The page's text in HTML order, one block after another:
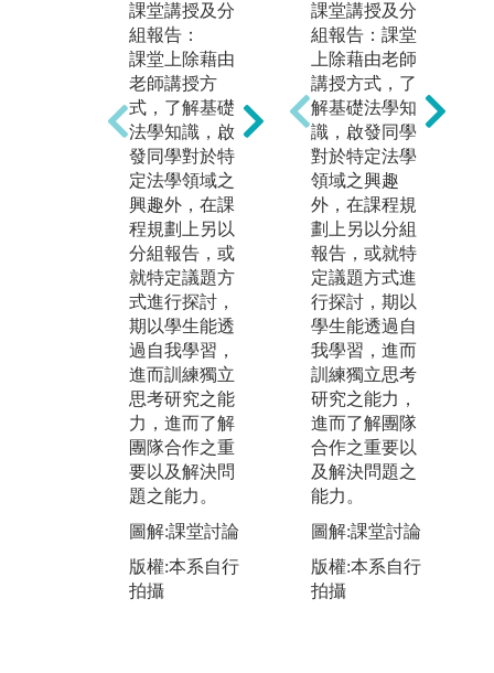
課堂講授及分
組報告：
課堂上除藉由
老師講授方
式，了解基礎
法學知識，啟
發同學對於特
定法學領域之
興趣外，在課
程規劃上另以
分組報告，或
就特定議題方
式進行探討，
期以學生能透
過自我學習，
進而訓練獨立
思考研究之能
力，進而了解
團隊合作之重
要以及解決問
題之能力。
圖解:課堂討論
版權:本系自行
拍攝
教學：
學生需於合作
單位完成24小
時實習，透過
接觸案件當事
人及參與討論
之過程，觀察
法律如何運用
在實際生活。
另有實務經驗
豐富的專技教
師進行授課，
將案例帶進課
堂，從各種面
向切入思考，
幫助學生瞭解
職場所需能力
與特質，俾將
所學與實務接
軌。
至士林地院參
加實習前講習
版權:本系自行
課堂講授及分
組報告：課堂
上除藉由老師
講授方式，了
解基礎法學知
識，啟發同學
對於特定法學
領域之興趣
外，在課程規
劃上另以分組
報告，或就特
定議題方式進
行探討，期以
學生能透過自
我學習，進而
訓練獨立思考
研究之能力，
進而了解團隊
合作之重要以
及解決問題之
能力。
圖解:課堂討論
版權:本系自行
拍攝